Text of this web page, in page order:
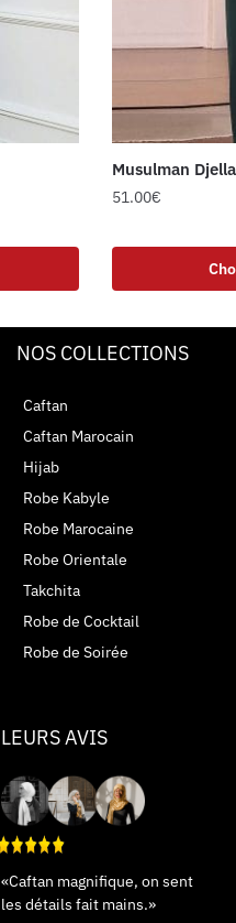
Musulman
51.00€
NOS COLLECTIONS
Caftan
Caftan Marocain
Hijab
Robe Kabyle
Robe Marocaine
Robe Orientale
Takchita
Robe de Cocktail
Robe de Soirée
LEURS AVIS
«Caftan magnifique, on sent
les détails fait mains.»